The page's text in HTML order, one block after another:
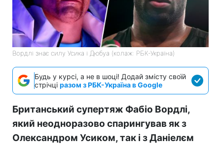
Вордлі знає силу Усика і Дюбуа (колаж: РБК-Україна)
Будь у курсі, а не в шоці! Додай змісту своїй
стрічці разом з РБК-Україна в Google
Британський супертяж Фабіо Вордлі,
який неодноразово спарингував як з
Олександром Усиком, так і з Даніелєм